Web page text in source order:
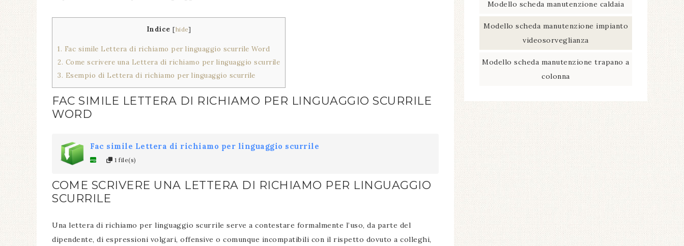
Indice [hide]
1. Fac simile Lettera di richiamo per linguaggio scurrile Word
2. Come scrivere una Lettera di richiamo per linguaggio scurrile
3. Esempio di Lettera di richiamo per linguaggio scurrile
FAC SIMILE LETTERA DI RICHIAMO PER LINGUAGGIO SCURRILE
WORD
Fac simile Lettera di richiamo per linguaggio scurrile
1 file(s)
COME SCRIVERE UNA LETTERA DI RICHIAMO PER LINGUAGGIO
SCURRILE
Una lettera di richiamo per linguaggio scurrile serve a contestare formalmente l’uso, da parte del
dipendente, di espressioni volgari, offensive o comunque incompatibili con il rispetto dovuto a colleghi,
Modello scheda manutenzione caldaia​
Modello scheda manutenzione impianto
videosorveglianza​
Modello scheda manutenzione trapano a
colonna​